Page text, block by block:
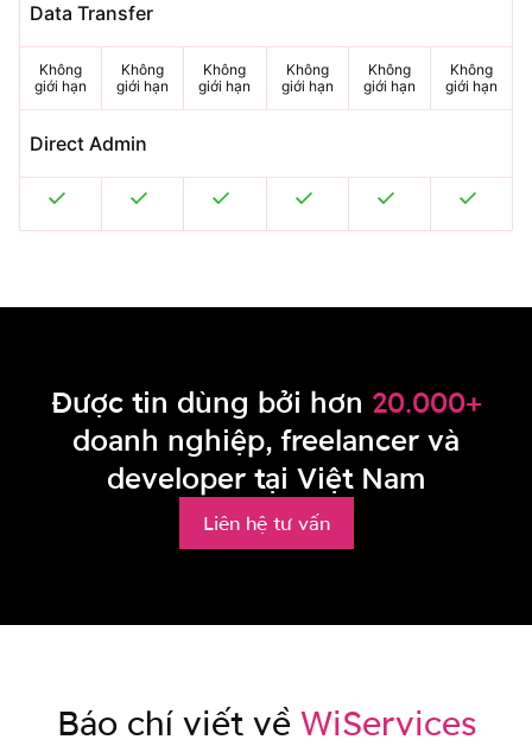
Data Transfer
Không
giới hạn
Không
giới hạn
Không
giới hạn
Không
giới hạn
Không
giới hạn
Không
giới hạn
Direct Admin
Được tin dùng bởi hơn 20.000+
doanh nghiệp, freelancer và
developer tại Việt Nam
Liên hệ tư vấn
Báo chí viết về WiServices